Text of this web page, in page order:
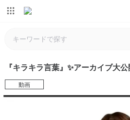
『キラキラ言葉』✨アーカイブ大
動画